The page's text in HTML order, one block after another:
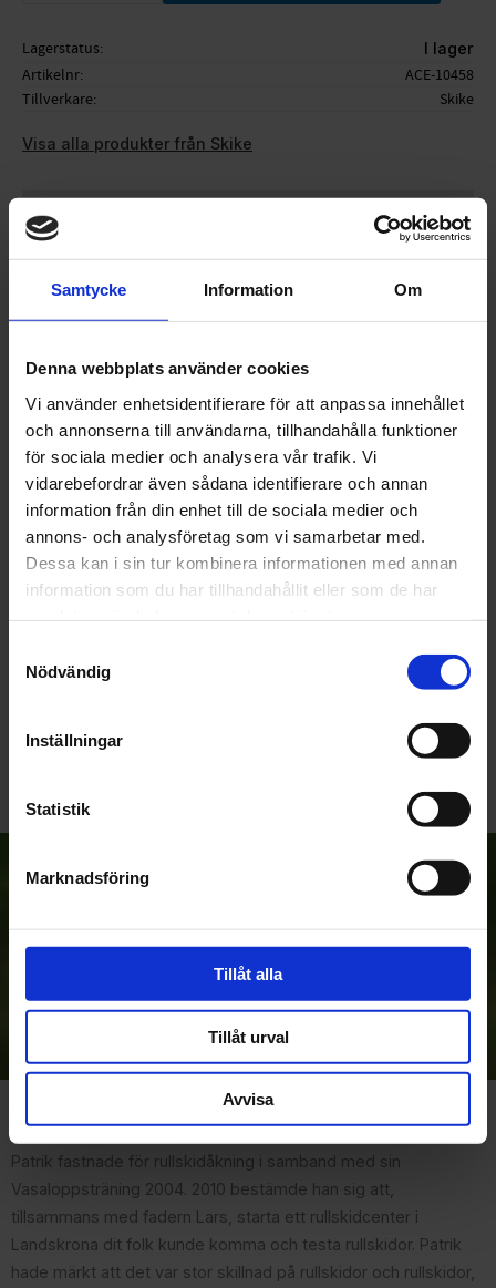
Samtycke Information Om
Denna webbplats använder cookies
Vi använder enhetsidentifierare för att anpassa innehållet
och annonserna till användarna, tillhandahålla funktioner
för sociala medier och analysera vår trafik. Vi
vidarebefordrar även sådana identifierare och annan
information från din enhet till de sociala medier och
annons- och analysföretag som vi samarbetar med.
Dessa kan i sin tur kombinera informationen med annan
information som du har tillhandahållit eller som de har
Nödvändig
Inställningar
Statistik
Marknadsföring
Tillåt alla
Tillåt urval
Avvisa
Lagerstatus I lager
Artikelnr
ACE-10458
Tillverkare
Skike
Visa alla produkter från Skike
Säljes i par.
OMDÖMEN
Du
Anmäl dig till vårt nyhetsbrev!
Prenumerera
Dina personuppgifter behandlas i enlighet med vår
Patrik fastnade för rullskidåkning i samband med sin
Vasaloppsträning 2004. 2010 bestämde han sig att,
tillsammans med fadern Lars, starta ett rullskidcenter i
Landskrona dit folk kunde komma och testa rullskidor. Patrik
hade märkt att det var stor skillnad på rullskidor och rullskidor,